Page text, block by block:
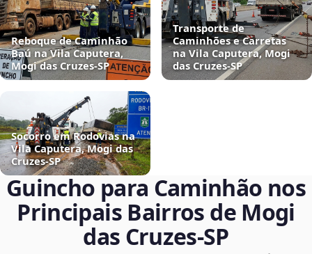
Reboque de Caminhão
Baú na Vila Caputera,
Mogi das Cruzes‑SP
Transporte de
Caminhões e Carretas
na Vila Caputera, Mogi
das Cruzes‑SP
Socorro em Rodovias na
Vila Caputera, Mogi das
Cruzes‑SP
Guincho para Caminhão nos
Principais Bairros de Mogi
das Cruzes‑SP